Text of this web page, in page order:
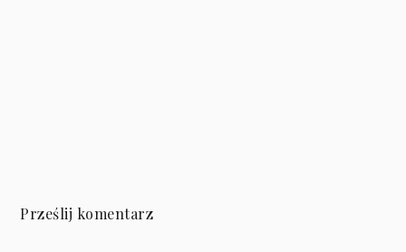
Prześlij komentarz